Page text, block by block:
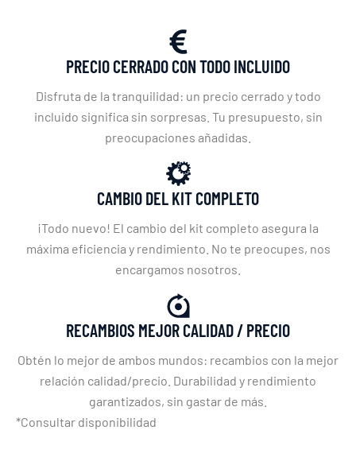
PRECIO CERRADO CON TODO INCLUIDO
Disfruta de la tranquilidad: un precio cerrado y todo
incluido significa sin sorpresas. Tu presupuesto, sin
preocupaciones añadidas.
CAMBIO DEL KIT COMPLETO
¡Todo nuevo! El cambio del kit completo asegura la
máxima eficiencia y rendimiento. No te preocupes, nos
encargamos nosotros.
RECAMBIOS MEJOR CALIDAD / PRECIO
Obtén lo mejor de ambos mundos: recambios con la mejor
relación calidad/precio. Durabilidad y rendimiento
garantizados, sin gastar de más.
*Consultar disponibilidad